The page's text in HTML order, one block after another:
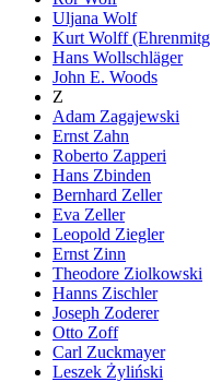
Uljana Wolf
Kurt Wolff
Hans Wollschläger
John E. Woods
Z
Adam Zagajewski
Ernst Zahn
Roberto Zapperi
Hans Zbinden
Bernhard Zeller
Eva Zeller
Leopold Ziegler
Ernst Zinn
Theodore Ziolkowski
Hanns Zischler
Joseph Zoderer
Otto Zoff
Carl Zuckmayer
Leszek Żyliński